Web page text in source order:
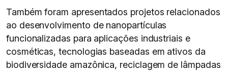
Também foram apresentados projetos relacionados
ao desenvolvimento de nanopartículas
funcionalizadas para aplicações industriais e
cosméticas, tecnologias baseadas em ativos da
biodiversidade amazônica, reciclagem de lâmpadas